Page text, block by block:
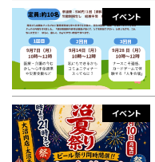
イベント
イベント